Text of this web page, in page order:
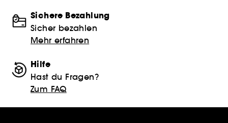
Sichere Bezahlung
Sicher bezahlen
Mehr erfahren
Hilfe
Hast du Fragen?
Zum FAQ